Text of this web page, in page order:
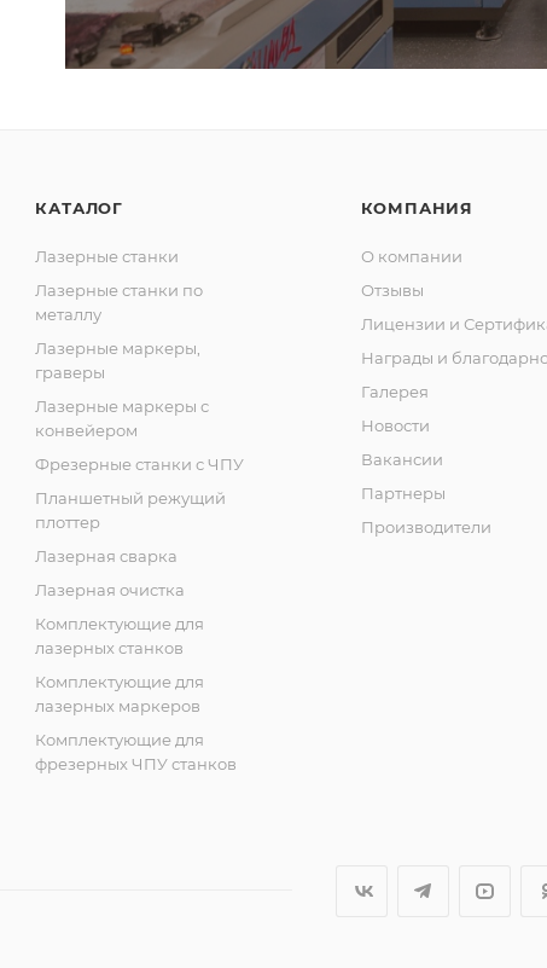
КАТАЛОГ
Лазерные станки
Лазерные станки по
металлу
Лазерные маркеры,
граверы
Лазерные маркеры с
конвейером
Фрезерные станки с ЧПУ
Планшетный режущий
плоттер
Лазерная сварка
Лазерная очистка
Комплектующие для
лазерных станков
Комплектующие для
лазерных маркеров
Комплектующие для
фрезерных ЧПУ станков
КОМПАНИЯ
О компании
Отзывы
Лицензии и
Награды и
Галерея
Новости
Вакансии
Партнеры
Производители